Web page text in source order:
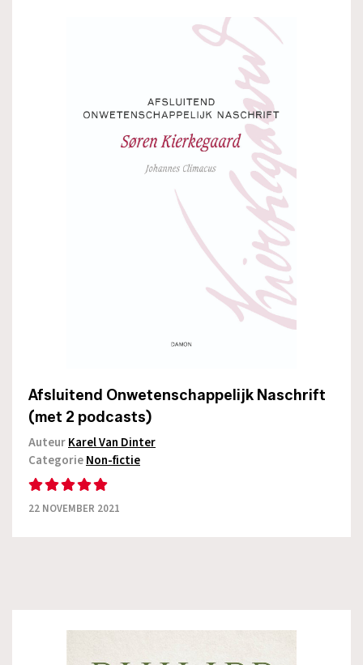
Afsluitend Onwetenschappelijk Naschrift
(met 2 podcasts)
AuteurKarel Van Dinter
CategorieNon-fictie
22 NOVEMBER 2021